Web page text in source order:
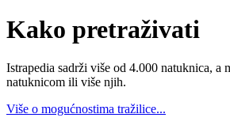
Kako pretraživati
Istrapedia sadrži više od 4.000 natuknica,
natuknicom ili više njih.
Više o mogućnostima tražilice...